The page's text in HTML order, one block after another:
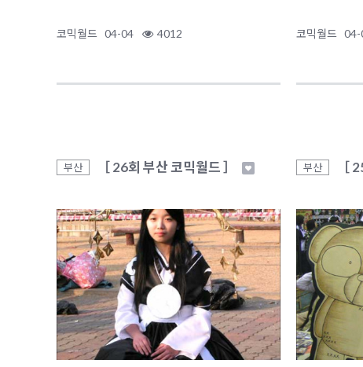
코믹월드 04-04 4012 코믹월드 04-
부산 ［ 26회 부산 코믹월드 ］ 부산 ［